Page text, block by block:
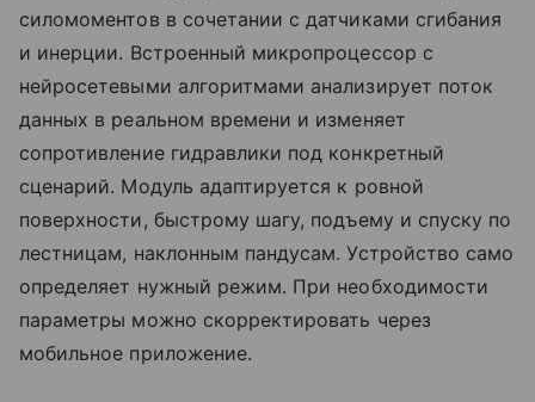
силомоментов в сочетании с датчиками сгибания
и инерции. Встроенный микропроцессор с
нейросетевыми алгоритмами анализирует поток
данных в реальном времени и изменяет
сопротивление гидравлики под конкретный
сценарий. Модуль адаптируется к ровной
поверхности, быстрому шагу, подъему и спуску по
лестницам, наклонным пандусам. Устройство само
определяет нужный режим. При необходимости
параметры можно скорректировать через
мобильное приложение.